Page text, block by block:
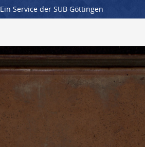
Ein Service der SUB Göttingen